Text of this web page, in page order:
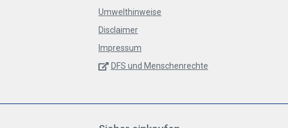
Umwelthinweise
Disclaimer
Impressum
DFS und Menschenrechte